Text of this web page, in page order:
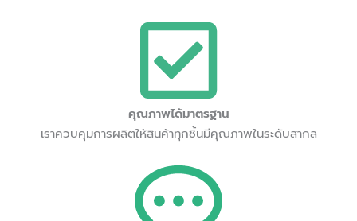
คุณภาพได้มาตรฐาน
เราควบคุมการผลิตให้สินค้าทุกชิ้นมีคุณภาพในระดับสากล